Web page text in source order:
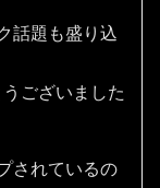
話題も盛り込
ございました
されているの